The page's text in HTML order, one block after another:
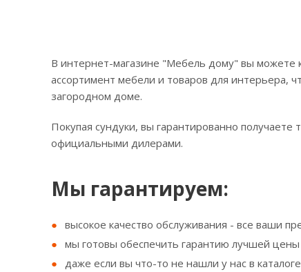
В интернет-магазине "Мебель дому" вы можете
ассортимент мебели и товаров для интерьера,
загородном доме.
Покупая сундуки, вы гарантированно
официальными дилерами.
Мы гарантируем:
высокое качество обслуживания - все ваши
мы готовы обеспечить гарантию лучшей цены
даже если вы что-то не нашли у нас в